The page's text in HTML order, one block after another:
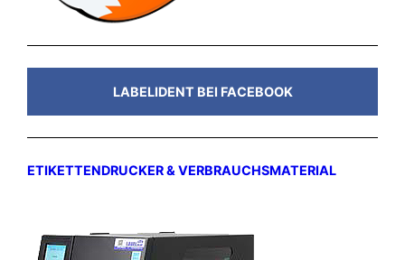
LABELIDENT BEI FACEBOOK
ETIKETTENDRUCKER & VERBRAUCHSMATERIAL